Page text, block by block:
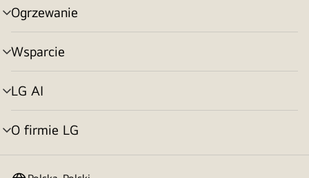
Ogrzewanie
Przełącznik
menu
Wsparcie
Przełącznik
menu
LG AI
Przełącznik
menu
O firmie LG
Przełącznik